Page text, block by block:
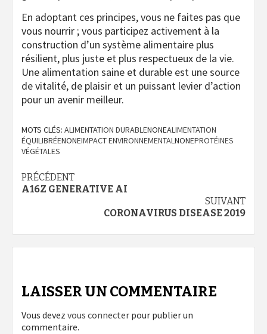
En adoptant ces principes, vous ne faites pas que
vous nourrir ; vous participez activement à la
construction d’un système alimentaire plus
résilient, plus juste et plus respectueux de la vie.
Une alimentation saine et durable est une source
de vitalité, de plaisir et un puissant levier d’action
pour un avenir meilleur.
MOTS CLÉS: ALIMENTATION DURABLENONEALIMENTATION
ÉQUILIBRÉENONEIMPACT ENVIRONNEMENTALNONEPROTÉINES
VÉGÉTALES
Navigation
PRÉCÉDENT
A16Z GENERATIVE AI
SUIVANT
CORONAVIRUS DISEASE 2019
LAISSER UN COMMENTAIRE
Vous devez vous connecter pour publier un
commentaire.